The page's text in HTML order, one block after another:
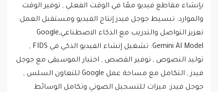
والموارد: تبسيط جوجل فيدز إنتاج الفيديو ومستقبل العمل:
تعزيز التواصل والتدريب مع الذكاء الاصطناعي,Google
توليد النصوص , توفير القصص , اختيار الموسيقى مع جوجل
فيدز , التكامل مع مساحة عمل Google للتعاون السلس ,
جوجل فيدز: ميزات للتسجيل الصوتي وتكامل الوسائط
الأمان , اعتبارات الخصوصية عند استخدام فيدز , صعود